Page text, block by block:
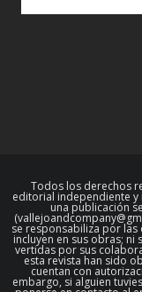
Todos los derechos
editorial independiente y
una publicación
se responsabiliza por
incluyen en sus obras; ni
vertidas por sus
esta revista han sido
cuentan con
embargo, si alguien